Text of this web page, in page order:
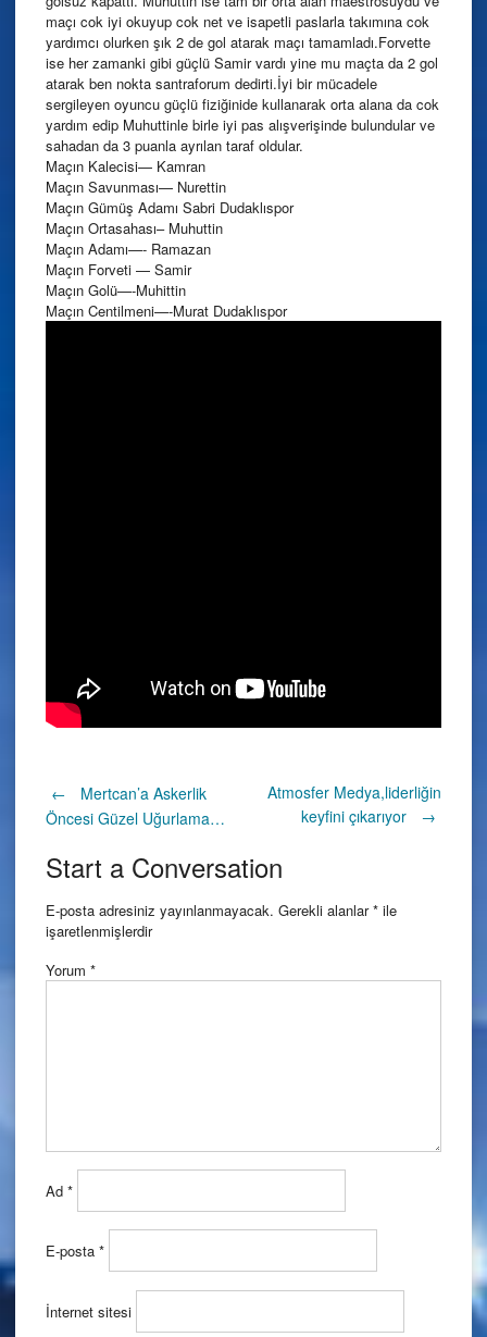
maçı cok iyi okuyup cok net ve isapetli paslarla takımına cok
yardımcı olurken şık 2 de gol atarak maçı tamamladı.Forvette
ise her zamanki gibi güçlü Samir vardı yine mu maçta da 2 gol
atarak ben nokta santraforum dedirti.İyi bir mücadele
sergileyen oyuncu güçlü fiziğinide kullanarak orta alana da cok
yardım edip Muhuttinle birle iyi pas alışverişinde bulundular ve
sahadan da 3 puanla ayrılan taraf oldular.
Maçın Kalecisi— Kamran
Maçın Savunması— Nurettin
Maçın Gümüş Adamı Sabri Dudaklıspor
Maçın Ortasahası– Muhuttin
Maçın Adamı—- Ramazan
Maçın Forveti — Samir
Maçın Golü—-Muhittin
Maçın Centilmeni—-Murat Dudaklıspor
Post
navigation
←
Mertcan’a Askerlik
Öncesi Güzel Uğurlama…
Atmosfer Medya,liderliğin
keyfini çıkarıyor
→
Start a Conversation
E-posta adresiniz yayınlanmayacak. Gerekli alanlar* ile
işaretlenmişlerdir
Yorum *
Ad *
E-posta *
İnternet sitesi